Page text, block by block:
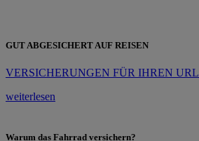
GUT ABGESICHERT AUF REISEN
VERSICHERUNGEN FÜR IHREN
weiterlesen
Warum das Fahrrad versichern?